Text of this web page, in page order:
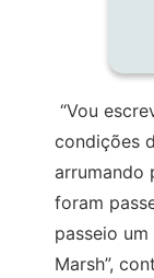
“Vou
condições
arrumando
foram
passeio
Marsh”,